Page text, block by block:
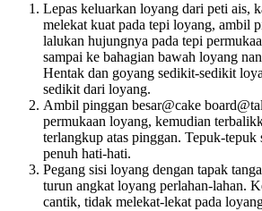
Lepas keluarkan loyang dari peti ais,
melekat kuat pada tepi loyang, ambil
lalukan hujungnya pada tepi
sampai ke bahagian bawah loyang
Hentak dan goyang sedikit-sedikit
sedikit dari loyang.
Ambil pinggan besar@cake
permukaan loyang, kemudian
terlangkup atas pinggan. Tepuk-
penuh hati-hati.
Pegang sisi loyang dengan tapak
turun angkat loyang perlahan-lahan.
cantik, tidak melekat-lekat pada